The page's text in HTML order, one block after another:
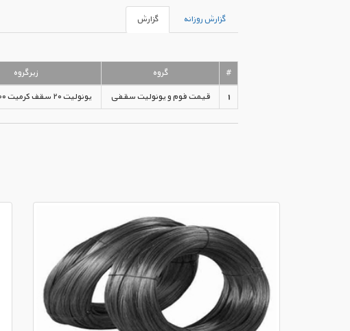
گزارش روزانه گزارش
# گروه زیرگروه
1
قیمت فوم و یونولیت سقفی یونولیت ۲۰ سقف کرمیت ۹۰۰-۱۰۰۰ گرم